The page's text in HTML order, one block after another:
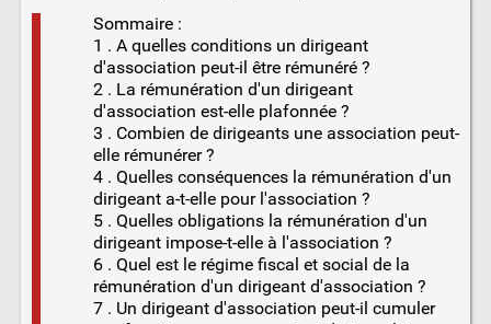
Sommaire :
1 . A quelles conditions un dirigeant
d'association peut-il être rémunéré ?
2 . La rémunération d'un dirigeant
d'association est-elle plafonnée ?
3 . Combien de dirigeants une association peut-
elle rémunérer ?
4 . Quelles conséquences la rémunération d'un
dirigeant a-t-elle pour l'association ?
5 . Quelles obligations la rémunération d'un
dirigeant impose-t-elle à l'association ?
6 . Quel est le régime fiscal et social de la
rémunération d'un dirigeant d'association ?
7 . Un dirigeant d'association peut-il cumuler